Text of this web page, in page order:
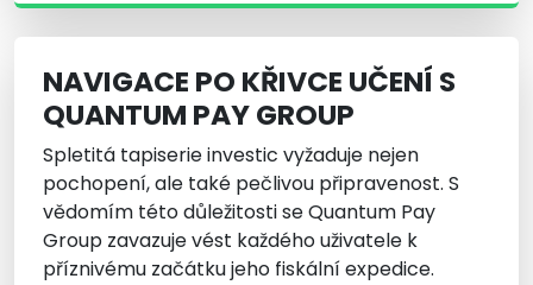
NAVIGACE PO KŘIVCE UČENÍ S
QUANTUM PAY GROUP
Spletitá tapiserie investic vyžaduje nejen
pochopení, ale také pečlivou připravenost. S
vědomím této důležitosti se Quantum Pay
Group zavazuje vést každého uživatele k
příznivému začátku jeho fiskální expedice.